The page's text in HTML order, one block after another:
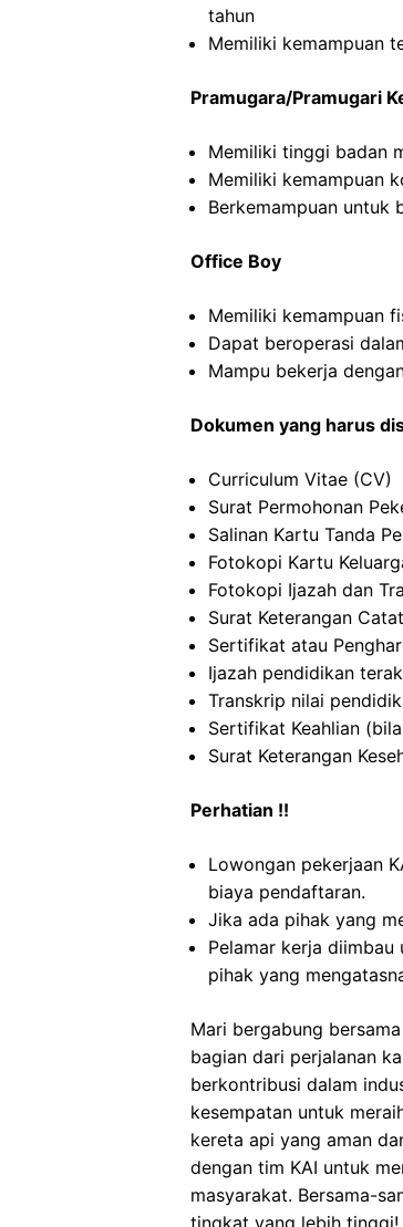
tahun
Memiliki kemampuan
Pramugara/Pramugari
Memiliki tinggi badan
Memiliki kemampuan
Berkemampuan untuk
Office Boy
Memiliki kemampuan
Dapat beroperasi
Mampu bekerja
Dokumen yang harus
Curriculum Vitae (CV)
Surat Permohonan
Salinan Kartu Tanda
Fotokopi Kartu
Fotokopi Ijazah dan
Surat Keterangan
Sertifikat atau
Ijazah pendidikan
Transkrip nilai
Sertifikat Keahlian
Surat Keterangan
Perhatian !!
Lowongan pekerjaan
biaya pendaftaran.
Jika ada pihak yang
Pelamar kerja
pihak yang
Mari bergabung
bagian dari perjalanan
berkontribusi dalam
kesempatan untuk
kereta api yang aman
dengan tim KAI untuk
masyarakat. Bersama-
tingkat yang lebih tinggi!